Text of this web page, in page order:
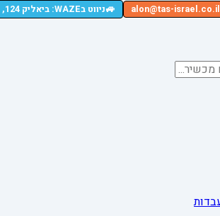
alon@tas-israel.co.il
🚙ניווט בWAZE: ביאליק 124, רמת גן